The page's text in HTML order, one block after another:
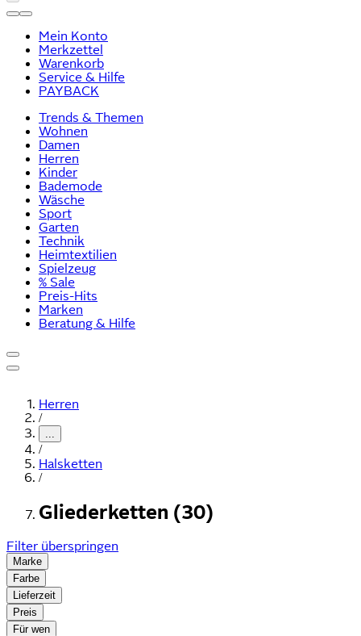
Mein Konto
Merkzettel
Warenkorb
Service & Hilfe
PAYBACK
Trends & Themen
Wohnen
Damen
Herren
Kinder
Bademode
Wäsche
Sport
Garten
Technik
Heimtextilien
Spielzeug
% Sale
Preis-Hits
Marken
Beratung & Hilfe
Herren
/
...
/
Halsketten
/
Gliederketten (30)
Filter überspringen
Marke
Farbe
Lieferzeit
Preis
Für wen